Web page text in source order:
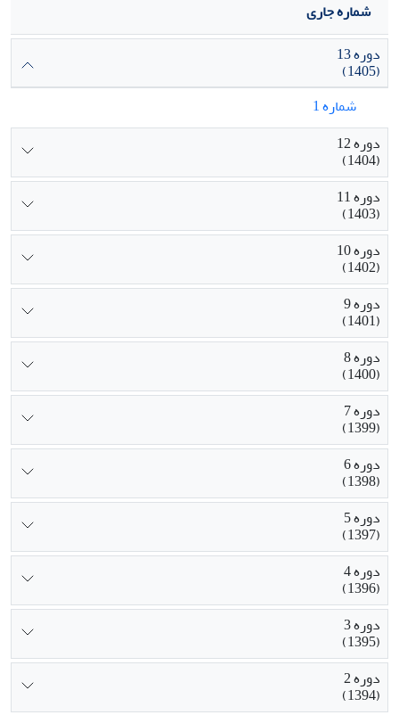
شماره جاری
دوره 13
(1405)
شماره 1
دوره 12
(1404)
دوره 11
(1403)
دوره 10
(1402)
دوره 9
(1401)
دوره 8
(1400)
دوره 7
(1399)
دوره 6
(1398)
دوره 5
(1397)
دوره 4
(1396)
دوره 3
(1395)
دوره 2
(1394)